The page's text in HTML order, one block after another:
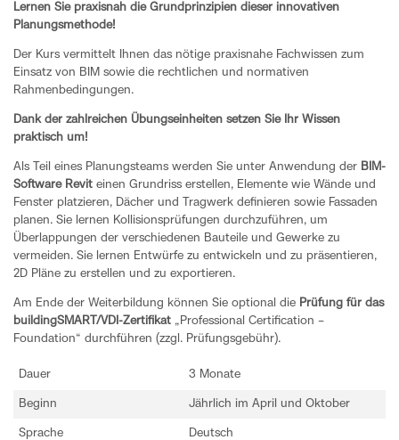
Lernen Sie praxisnah die Grundprinzipien dieser innovativen
Planungsmethode!
Der Kurs vermittelt Ihnen das nötige praxisnahe Fachwissen zum
Einsatz von BIM sowie die rechtlichen und normativen
Rahmenbedingungen.
Dank der zahlreichen Übungseinheiten setzen Sie Ihr Wissen
praktisch um!
Als Teil eines Planungsteams werden Sie unter Anwendung der BIM-
Software Revit einen Grundriss erstellen, Elemente wie Wände und
Fenster platzieren, Dächer und Tragwerk definieren sowie Fassaden
planen. Sie lernen Kollisionsprüfungen durchzuführen, um
Überlappungen der verschiedenen Bauteile und Gewerke zu
vermeiden. Sie lernen Entwürfe zu entwickeln und zu präsentieren,
2D Pläne zu erstellen und zu exportieren.
Am Ende der Weiterbildung können Sie optional die Prüfung für das
buildingSMART/VDI-Zertifikat „Professional Certification –
Foundation“ durchführen (zzgl. Prüfungsgebühr).
Dauer 3 Monate
Beginn Jährlich im April und Oktober
Sprache Deutsch